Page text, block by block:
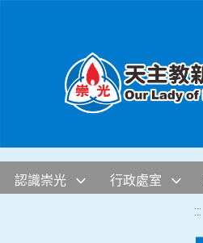
認識崇光 行政處室
:::